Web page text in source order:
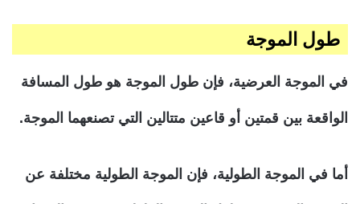
طول الموجة
في الموجة العرضية، فإن طول الموجة هو طول المسافة
الواقعة بين قمتين أو قاعين متتالين التي تصنعهما الموجة.
أما في الموجة الطولية، فإن الموجة الطولية مختلفة عن